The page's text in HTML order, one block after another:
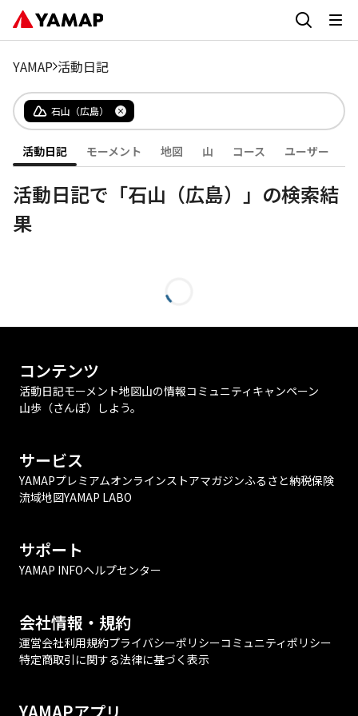
YAMAP 活動日記
石山（広島）
活動日記 モーメント 地図 山 コース ユーザー
活動日記で「石山（広島）」の検索結
果
コンテンツ
活動日記モーメント地図山の情報コミュニティ キャンペーン
山歩（さんぽ）しよう。
サービス
YAMAPプレミアムオンラインストアマガジンふるさと納税保険
流域地図YAMAP LABO
サポート
YAMAP INFOヘルプセンター
会社情報・規約
運営会社利用規約プライバシーポリシーコミュニティポリシー
特定商取引に関する法律に基づく表示